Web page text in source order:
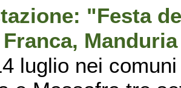
"Festa
luglio nei